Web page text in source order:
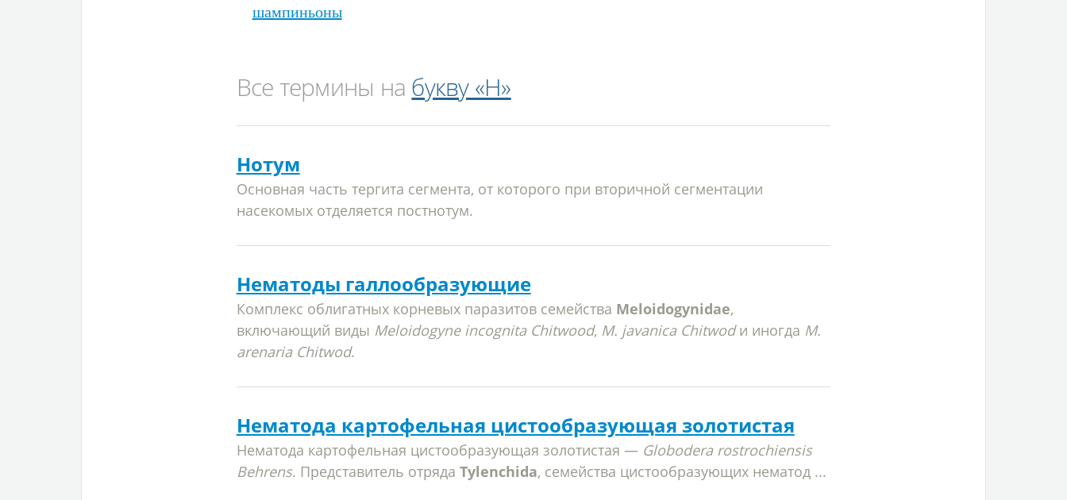
шампиньоны
Все термины на букву «Н»
Нотум
Основная часть тергита сегмента, от которого при вторичной сегментации
насекомых отделяется постнотум.
Нематоды галлообразующие
Комплекс облигатных корневых паразитов семейства Meloidogynidae,
включающий виды Meloidogyne incognita Chitwood, M. javanica Chitwodи иногда M.
arenaria Chitwod.
Нематода картофельная цистообразующая золотистая
Нематода картофельная цистообразующая золотистая — Globodera rostrochiensis
Behrens. Представитель отряда Tylenchida, семейства цистообразующих нематод ...